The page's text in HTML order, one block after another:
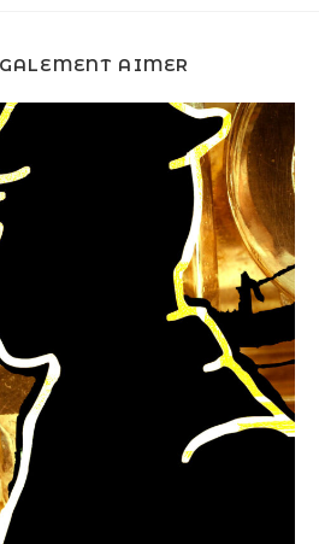
AIMER